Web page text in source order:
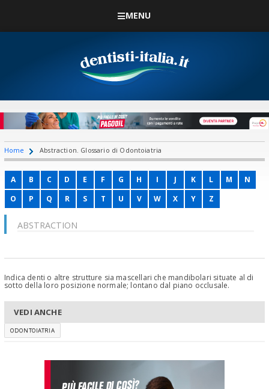
MENU
Home Abstraction. Glossario di Odontoiatria
A B C D E F G H I J K L M
N
O
P Q R S T U V W X Y Z
ABSTRACTION
Indica denti o altre strutture sia mascellari che mandibolari situate al di
sotto della loro posizione normale; lontano dal piano occlusale.
VEDI ANCHE
ODONTOIATRIA